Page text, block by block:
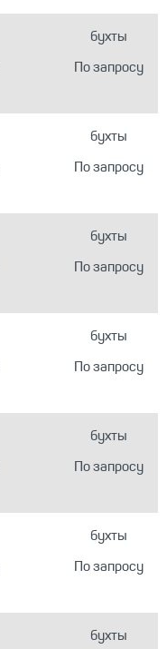
бухты
По запросу
бухты
По запросу
бухты
По запросу
бухты
По запросу
бухты
По запросу
бухты
По запросу
бухты